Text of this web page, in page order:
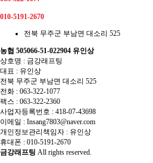
010-5191-2670
전북 무주군 부남면 대소리 525
농협 505066-51-022904 유인상
상호명 : 금강래프팅
대표 : 유인상
전북 무주군 부남면 대소리 525
전화 : 063-322-1077
팩스 : 063-322-2360
사업자등록번호 : 418-07-43698
이메일 : Insang7803@naver.com
개인정보관리책임자 : 유인상
휴대폰 : 010-5191-2670
금강래프팅 All rights reserved.